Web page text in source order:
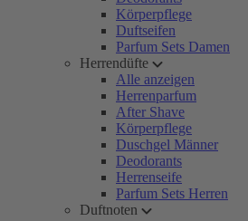
Körperpflege
Duftseifen
Parfum Sets Damen
Herrendüfte
Alle anzeigen
Herrenparfum
After Shave
Körperpflege
Duschgel Männer
Deodorants
Herrenseife
Parfum Sets Herren
Duftnoten